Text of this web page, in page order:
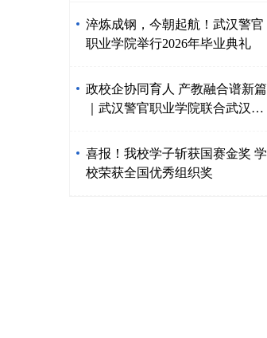
淬炼成钢，今朝起航！武汉警官
职业学院举行2026年毕业典礼
政校企协同育人 产教融合谱新篇
｜武汉警官职业学院联合武汉京
工程师订单班揭牌仪式
喜报！我校学子斩获国赛金奖 学
校荣获全国优秀组织奖